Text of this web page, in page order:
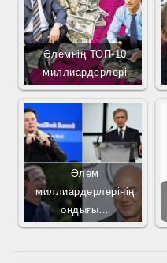
Әлемнің ТОП-10
миллиардерлері
Әлем
миллиардерлерінің
ондығы…